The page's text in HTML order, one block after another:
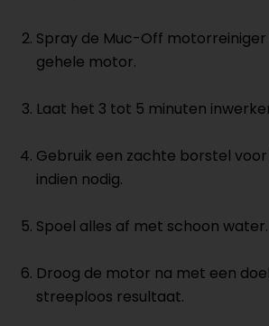
Spray de Muc-Off
gehele motor.
Laat het 3 tot 5 minuten
Gebruik een zachte borstel
indien nodig.
Spoel alles af met schoon water.
Droog de motor na met een
streeploos resultaat.